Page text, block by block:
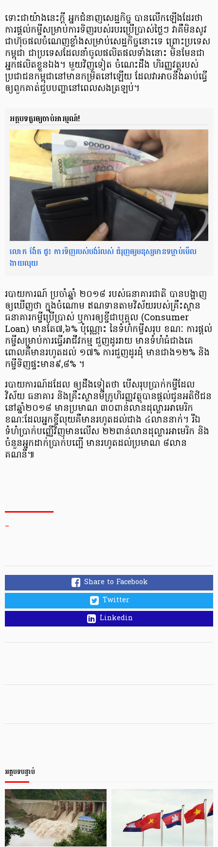
ទោះជាយ៉ាងនេះក្ដី អ្នកជំនាញ​សេដ្ឋកិច្ច បានលើកឡើងដែរថា
ការផ្ដល់កម្ចី​សម្រាប់​ការទិញ​របស់របរ​ប្រើប្រាស់​ថ្លៃៗ វា​គឺមិនសូវ​
ជាហ៊ុច​ផលចំណេញ​ខ្លាំងសម្រាប់​សេដ្ឋកិច្ចនោះទេ ព្រោះប្រទេស​
កម្ពុជា ជាប្រទេស​ដែលនាំចូល​ផលិតផលទាំងនោះ មិនមែនជា​
អ្នកផលិត​ខ្លួនឯង។ មួយវិញទៀត ចំណេះដឹង ហិរញ្ញវត្ថុ​របស់
ប្រជាជន​កម្ពុជា​នៅមាន​កម្រិតនៅឡើយ ដែលវា​អាច​នឹង​ឆាប់ធ្វើ​
ឲ្យពួកគាត់​ជួប​បញ្ហា​នៅពេល​សងត្រឡប់។
អត្ថបទគួរឲ្យចាប់អារម្មណ៍!
លោក ង៉ែត ជូ៖ ការទិញរបស់បង់រំលស់ ជំរុញឲ្យមនុស្សមានទម្លាប់មើល
ងាយលុយ
របាយការណ៍ ប្រចាំឆ្នាំ ២០១៨ របស់​ធនាគារជាតិ បានបង្ហាញ
ឲ្យឃើញថា ក្នុងចំណោម ឥណទាន​តាមវិស័យ​របស់​គ្រឹះស្ថាន
ធនាគារ​កម្ចី​ប្រើប្រាស់ ឬការឲ្យខ្ចីជា​បុគ្គល (Consumer
Loan) មានតែ៧,៦% ប៉ុណ្ណោះ នៃទំហំកម្ចី​សរុប ខណៈ ការផ្ដល់
កម្ចី​សម្រាប់​ការធ្វើអាជីវកម្ម ជួញដូររាយ មានទំហំ​ធំជាងគេ
ពោលគឺមាន​រហូតដល់ ១៧% ការជួញដូរដុំ មាន​ជាង​១២% និង
កម្ចីទិញផ្ទះ​មាន​៩,៨% ។
របាយការណ៍ដដែល ឲ្យដឹងទៀតថា បើសរុប​​ប្រាក់​កម្ចីដែល
វិស័យ ធនាគារ និងគ្រឹះស្ថាន​មីក្រូ​ហិរញ្ញវត្ថុ​បាន​ផ្ដល់ជូនអតិថិជន​
នៅឆ្នាំ២០១៨ មាន​ប្រមាណ ៣០​ពាន់លានដុល្លារអាមេរិក
ខណៈដែលអ្នកខ្ចី​លុយ​គឺមានរហូតដល់​ជាង ៤លាននាក់​។ រីឯ
ទំហំប្រាក់បញ្ញើវិញមានលើស ​២២​ពាន់លានដុល្លារអាមេរិក និង
ចំនួន​អ្នកដាក់ប្រាក់​បញ្ជើ មាន​រហូតដល់ប្រមាណ ៨លាន​
គណនី៕
_
Share to Facebook
Twitter
Linkedin
អត្ថបទបន្ទាប់